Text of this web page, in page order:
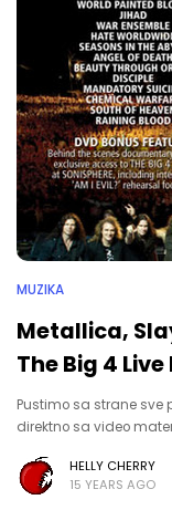
MUZIKA
Metallica,
The Big 4
Pustimo sa strane sve
direktno sa video
HELLY CHERRY
15 YEARS AGO